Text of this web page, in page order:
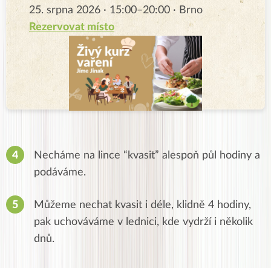
25. srpna 2026 · 15:00–20:00 · Brno
Rezervovat místo
Necháme na lince “kvasit” alespoň půl hodiny a
podáváme.
Můžeme nechat kvasit i déle, klidně 4 hodiny,
pak uchováváme v lednici, kde vydrží i několik
dnů.